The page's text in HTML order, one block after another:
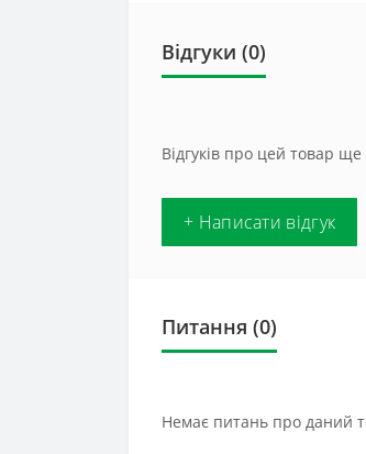
Відгуки (0)
Відгуків про цей товар
+ Написати відгук
Питання (0)
Немає питань про даний